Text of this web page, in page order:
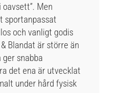
Men
sportanpassat
och vanligt godis
Blandat är större än
snabba
det ena är utvecklat
under hård fysisk